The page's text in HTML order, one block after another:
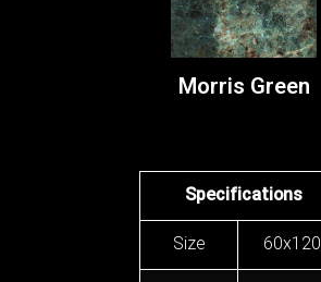
Morris Green
Specifications
Size 60x120